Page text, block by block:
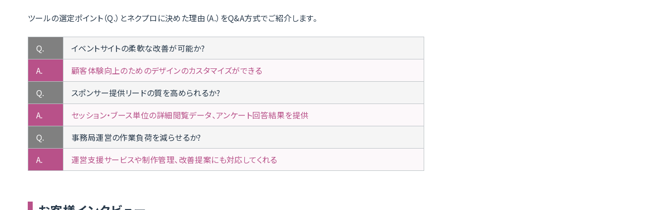
ツールの選定ポイント（Q.）とネクプロに決めた理由（A.）をQ&A方式でご紹介します。
Q.
イベントサイトの柔軟な改善が可能か?
A.
顧客体験向上のためのデザインのカスタマイズができる
Q.
スポンサー提供リードの質を高められるか?
A.
セッション・ブース単位の詳細閲覧データ、アンケート回答結果を提供
Q.
事務局運営の作業負荷を減らせるか?
A.
運営支援サービスや制作管理、改善提案にも対応してくれる